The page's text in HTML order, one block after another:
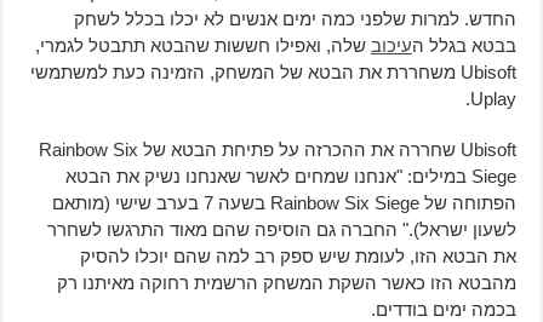
החדש. למרות שלפני כמה ימים אנשים לא יכלו בכלל לשחק
בבטא בגלל העיכובשלה, ואפילו חששות שהבטא תתבטל לגמרי,
Ubisoft משחררת את הבטא של המשחק, הזמינה כעת למשתמשי
Uplay.
Ubisoft שחררה את ההכרזה על פתיחת הבטא של Rainbow Six
Siege במילים: "אנחנו שמחים לאשר שאנחנו נשיק את הבטא
הפתוחה של Rainbow Six Siege בשעה 7 בערב שישי (מותאם
לשעון ישראל)." החברה גם הוסיפה שהם מאוד התרגשו לשחרר
את הבטא הזו, לעומת שיש ספק רב למה שהם יוכלו להסיק
מהבטא הזו כאשר השקת המשחק הרשמית רחוקה מאיתנו רק
בכמה ימים בודדים.